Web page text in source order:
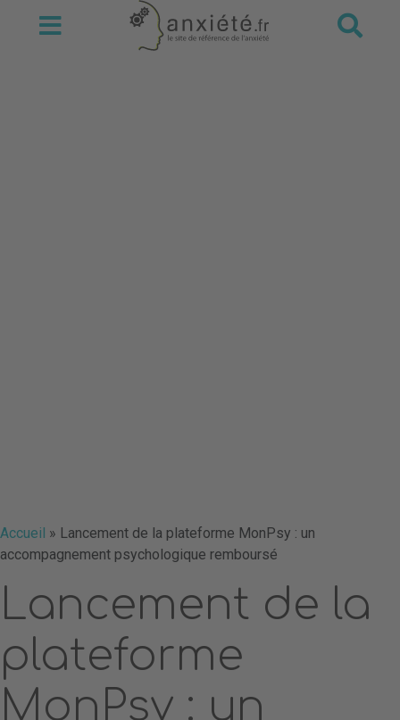
Accueil » Lancement de la plateforme MonPsy : un
accompagnement psychologique remboursé
Lancement de la
plateforme
MonPsy : un